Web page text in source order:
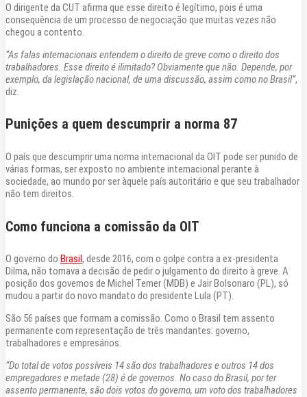
O dirigente da CUT afirma que esse direito é legítimo, pois é uma
consequência de um processo de negociação que muitas vezes não
chegou a contento.
“As falas internacionais entendem o direito de greve como o direito dos
trabalhadores. Esse direito é ilimitado? Obviamente que não. Depende, por
exemplo, da legislação nacional, de uma discussão, assim como no Brasil”,
diz.
Punições a quem descumprir a norma 87
O país que descumprir uma norma internacional da OIT pode ser punido de
várias formas, ser exposto no ambiente internacional perante à
sociedade, ao mundo por ser àquele país autoritário e que seu trabalhador
não tem direitos.
Como funciona a comissão da OIT
O governo do Brasil, desde 2016, com o golpe contra a ex-presidenta
Dilma, não tomava a decisão de pedir o julgamento do direito à greve. A
posição dos governos de Michel Temer (MDB) e Jair Bolsonaro (PL), só
mudou a partir do novo mandato do presidente Lula (PT).
São 56 países que formam a comissão. Como o Brasil tem assento
permanente com representação de três mandantes: governo,
trabalhadores e empresários.
“Do total de votos possíveis 14 são dos trabalhadores e outros 14 dos
empregadores e metade (28) é de governos. No caso do Brasil, por ter
assento permanente, são dois votos do governo, um voto dos trabalhadores